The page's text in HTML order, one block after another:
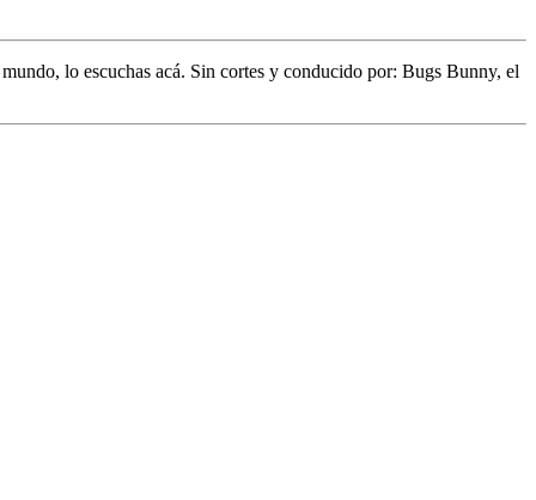
lo escuchas acá. Sin cortes y conducido por: Bugs Bunny, el